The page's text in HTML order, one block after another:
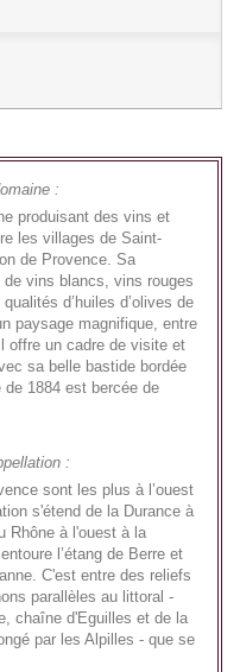
:
produisant des vins et
les villages de Saint-
de Provence. Sa
de vins blancs, vins rouges
d’huiles d’olives de
paysage magnifique, entre
offre un cadre de visite et
sa belle bastide bordée
1884 est bercée de
:
sont les plus à l’ouest
s'étend de la Durance à
Rhône à l'ouest à la
l’étang de Berre et
C'est entre des reliefs
parallèles au littoral -
chaîne d'Eguilles et de la
par les Alpilles - que se